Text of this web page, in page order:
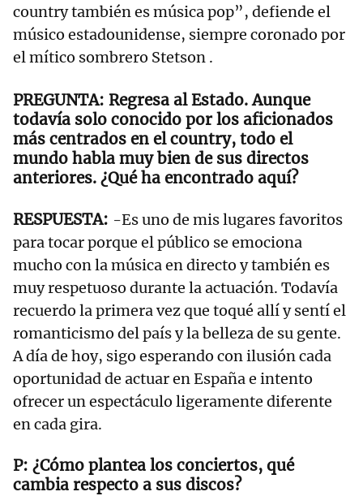
country también es música pop”, defiende el
músico estadounidense, siempre coronado por
el mítico sombrero Stetson .
Regresa al Estado. Aunque
todavía solo conocido por los aficionados
más centrados en el country, todo el
mundo habla muy bien de sus directos
anteriores. ¿Qué ha encontrado aquí?
-Es uno de mis lugares favoritos
para tocar porque el público se emociona
mucho con la música en directo y también es
muy respetuoso durante la actuación. Todavía
recuerdo la primera vez que toqué allí y sentí el
romanticismo del país y la belleza de su gente.
A día de hoy, sigo esperando con ilusión cada
oportunidad de actuar en España e intento
ofrecer un espectáculo ligeramente diferente
en cada gira.
¿Cómo plantea los conciertos, qué
cambia respecto a sus discos?